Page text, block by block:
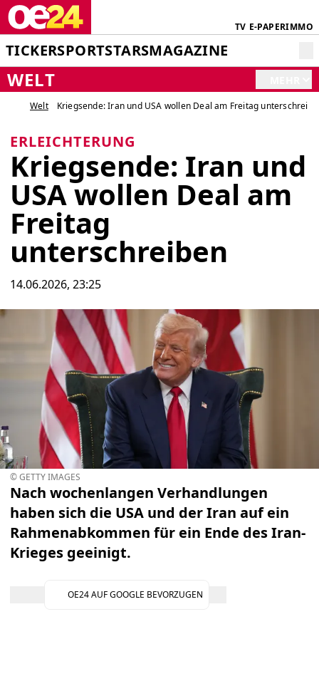
TV E-PAPERIMMO
TICKERSPORTSTARSMAGAZINE
WELT
Welt Kriegsende: Iran und USA wollen Deal am Freitag
ERLEICHTERUNG
Kriegsende: Iran und
USA wollen Deal am
Freitag
unterschreiben
14.06.2026, 23:25
© GETTY IMAGES
Nach wochenlangen Verhandlungen
haben sich die USA und der Iran auf ein
Rahmenabkommen für ein Ende des Iran-
Krieges geeinigt.
OE24 AUF GOOGLE BEVORZUGEN